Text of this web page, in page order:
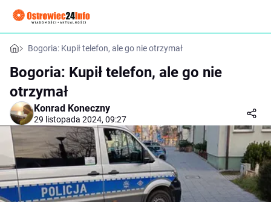
Bogoria: Kupił telefon, ale go nie otrzymał
Bogoria: Kupił telefon, ale go nie
otrzymał
Konrad Koneczny
29 listopada 2024, 09:27